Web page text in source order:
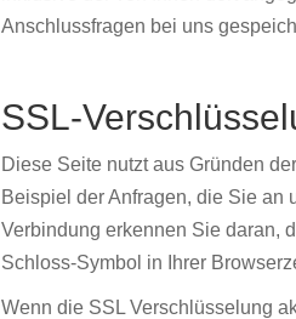
Anschlussfragen bei uns
SSL-
Diese Seite nutzt aus Gründen
Beispiel der Anfragen, die Sie an
Verbindung erkennen Sie daran,
Schloss-Symbol in Ihrer
Wenn die SSL Verschlüsselung